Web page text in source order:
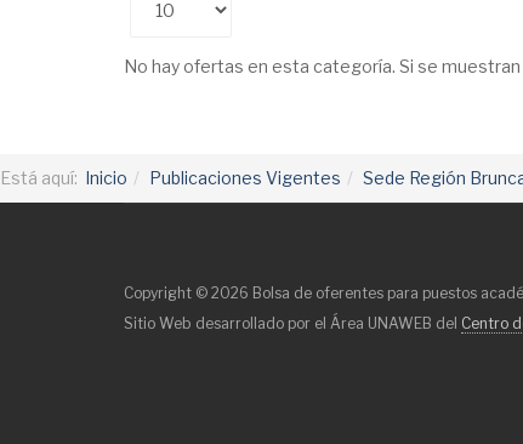
No hay ofertas en esta categoría. Si se
Está aquí: Inicio Publicaciones Vigentes Sede Región
Copyright © 2026 Bolsa de oferentes para puestos
Sitio Web desarrollado por el Área UNAWEB del Centro